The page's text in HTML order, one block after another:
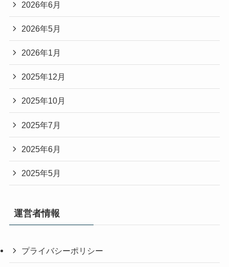
2026年6月
2026年5月
2026年1月
2025年12月
2025年10月
2025年7月
2025年6月
2025年5月
運営者情報
プライバシーポリシー